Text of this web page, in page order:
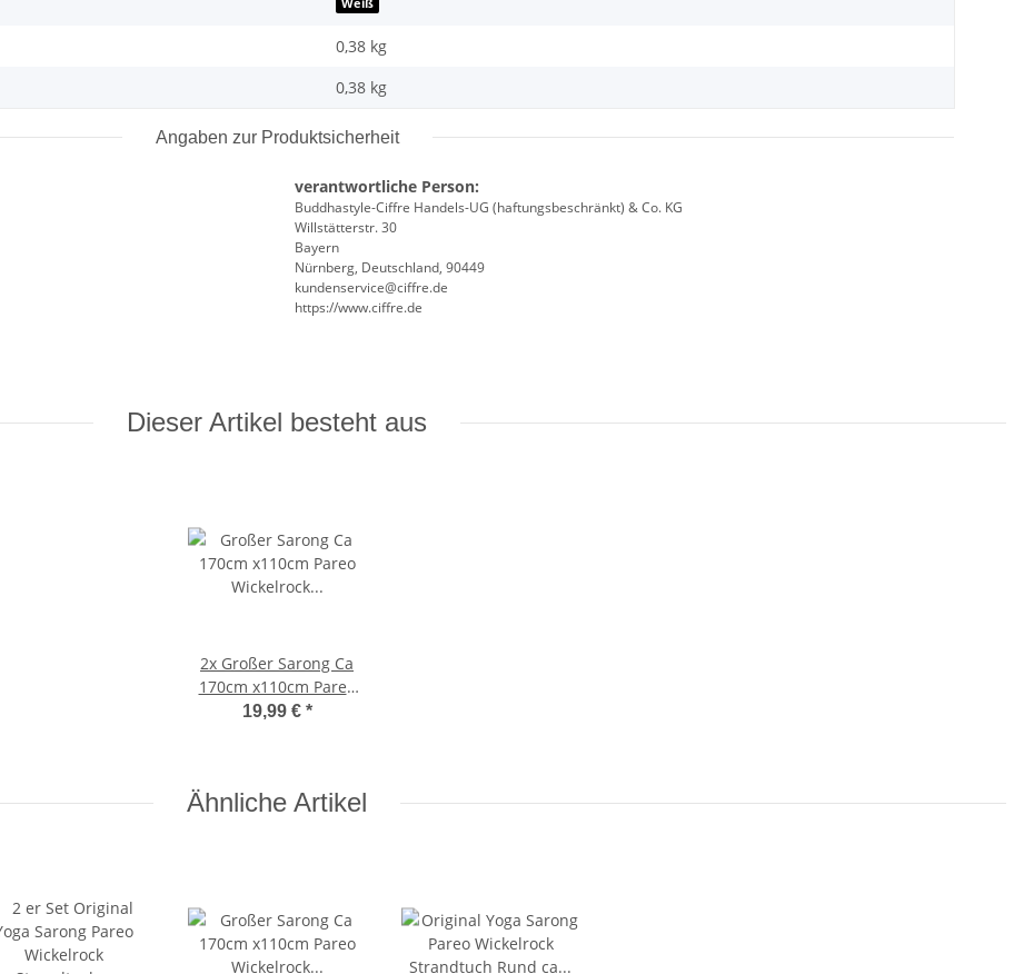
Weiß
0,38 kg
0,38 kg
Angaben zur Produktsicherheit
verantwortliche Person:
Buddhastyle-Ciffre Handels-UG (haftungsbeschränkt) & Co. KG
Willstätterstr. 30
Bayern
Nürnberg, Deutschland, 90449
kundenservice@ciffre.de
https://www.ciffre.de
Dieser Artikel besteht aus
2x Großer Sarong Ca
170cm x110cm Pareo
Wickelrock Wickeltuch
Weiß Blumen Muster
19,99 € *
Ähnliche Artikel